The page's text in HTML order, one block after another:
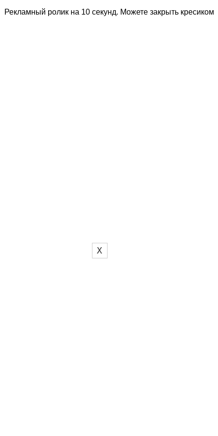
Рекламный ролик на 10 секунд. Можете закрыть кресиком